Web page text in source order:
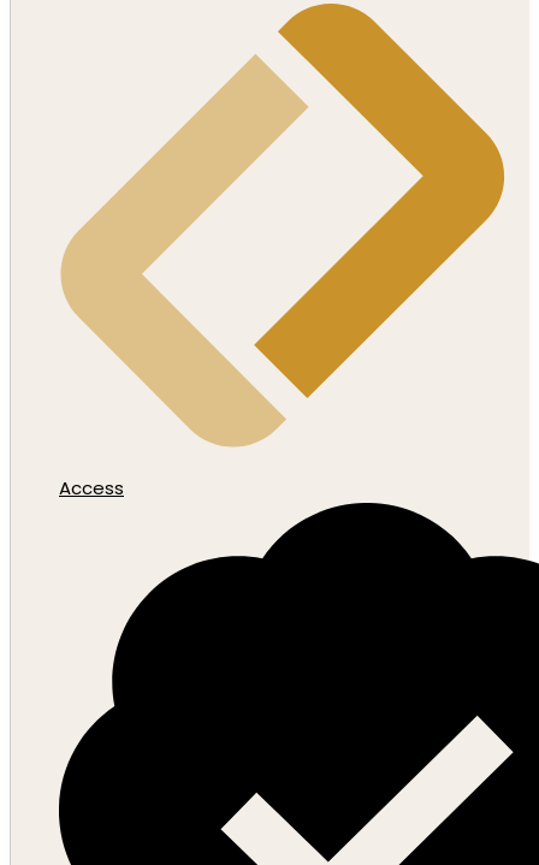
Access